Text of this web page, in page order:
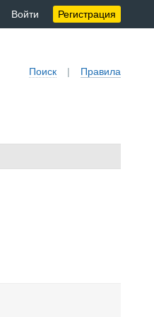
Войти Регистрация
Поиск | Правила